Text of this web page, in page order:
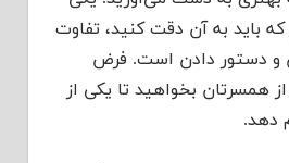
باید به آن دقت کنید،‌ تفاوت
و دستور دادن است. فرض
همسرتان بخواهید تا یکی از
دهد.